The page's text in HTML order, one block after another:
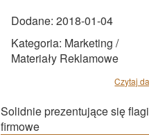
Dodane: 2018-01-04
Kategoria: Marketing /
Materiały Reklamowe
Czytaj
Solidnie prezentujące się flagi
firmowe